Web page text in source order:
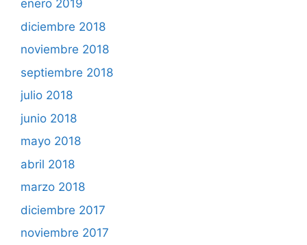
enero 2019
diciembre 2018
noviembre 2018
septiembre 2018
julio 2018
junio 2018
mayo 2018
abril 2018
marzo 2018
diciembre 2017
noviembre 2017